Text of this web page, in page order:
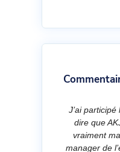
J’ai participé
dire que
vraiment
manager de